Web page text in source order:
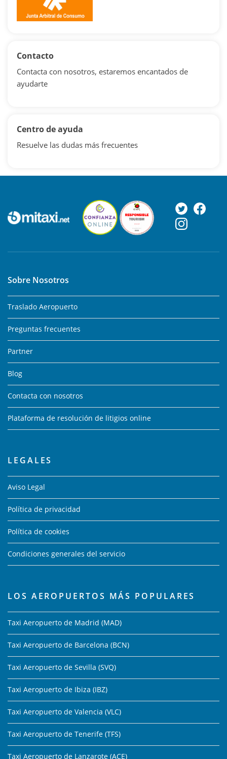
Contacto
Contacta con nosotros, estaremos encantados de
ayudarte
Centro de ayuda
Resuelve las dudas más frecuentes
Sobre Nosotros
Traslado Aeropuerto
Preguntas frecuentes
Partner
Blog
Contacta con nosotros
Plataforma de resolución de litigios online
LEGALES
Aviso Legal
Política de privacidad
Política de cookies
Condiciones generales del servicio
LOS AEROPUERTOS MÁS POPULARES
Taxi Aeropuerto de Madrid (MAD)
Taxi Aeropuerto de Barcelona (BCN)
Taxi Aeropuerto de Sevilla (SVQ)
Taxi Aeropuerto de Ibiza (IBZ)
Taxi Aeropuerto de Valencia (VLC)
Taxi Aeropuerto de Tenerife (TFS)
Taxi Aeropuerto de Lanzarote (ACE)